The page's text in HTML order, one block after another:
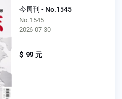
今周刊 - No.1545
No. 1545
2026-07-30
$ 99 元